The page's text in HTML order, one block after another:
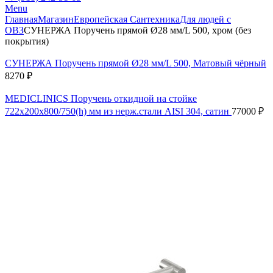
Menu
ГлавнаяМагазинЕвропейская СантехникаДля людей с
ОВЗСУНЕРЖА Поручень прямой Ø28 мм/L 500, хром (без
покрытия)
СУНЕРЖА Поручень прямой Ø28 мм/L 500, Матовый чёрный
8270 ₽
MEDICLINICS Поручень откидной на стойке
722х200х800/750(h) мм из нерж.стали AISI 304, сатин 77000 ₽